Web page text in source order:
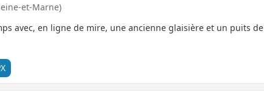
et-Marne)
avec, en ligne de mire, une ancienne glaisière et un puits de